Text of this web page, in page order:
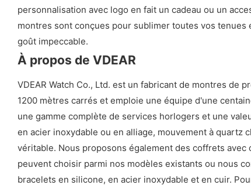
personnalisation avec logo en fait un cadeau ou un
montres sont conçues pour sublimer toutes vos
goût impeccable.
À propos de VDEAR
VDEAR Watch Co., Ltd. est un fabricant de montres de
1200 mètres carrés et emploie une équipe d'une
une gamme complète de services horlogers et une
en acier inoxydable ou en alliage, mouvement à quartz
véritable. Nous proposons également des coffrets
peuvent choisir parmi nos modèles existants ou nous
bracelets en silicone, en acier inoxydable et en cuir.